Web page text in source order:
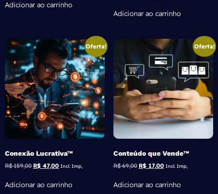
Adicionar ao carrinho
Adicionar ao carrinho
Oferta!
Conexão Lucrativa™
R$159,00 R$ 47,00 Incl. Imp,
Adicionar ao carrinho
Oferta!
Conteúdo que Vende™
R$69,00 R$ 17,00 Incl. Imp,
Adicionar ao carrinho